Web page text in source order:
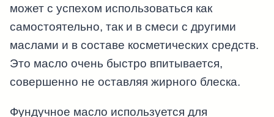
может с успехом использоваться как
самостоятельно, так и в смеси с другими
маслами и в составе косметических средств.
Это масло очень быстро впитывается,
совершенно не оставляя жирного блеска.
Фундучное масло используется для